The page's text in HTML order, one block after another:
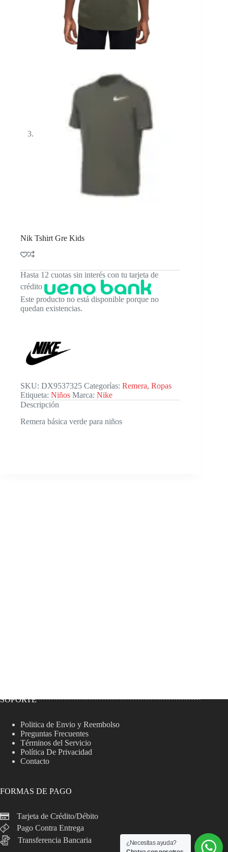
Nik Tshirt Gre Kids
Hasta 12 cuotas sin interés con tu tarjeta de
crédito
Este producto no está disponible porque no
quedan existencias.
SKU: DX9537325 Categorías: Remera, Ropas
Etiqueta: Niños Marca: Nike
Descripción
Remera básica verde para niños
SOPORTE
Politica de Envio y Reembolso
Preguntas Frecuentes
Términos del Servicio
Política De Privacidad
Contacto
FORMAS DE PAGO
Tarjeta de Crédito/Débito
Pago Contra Entrega
Transferencia Bancaria
¿Necesitas ayuda?